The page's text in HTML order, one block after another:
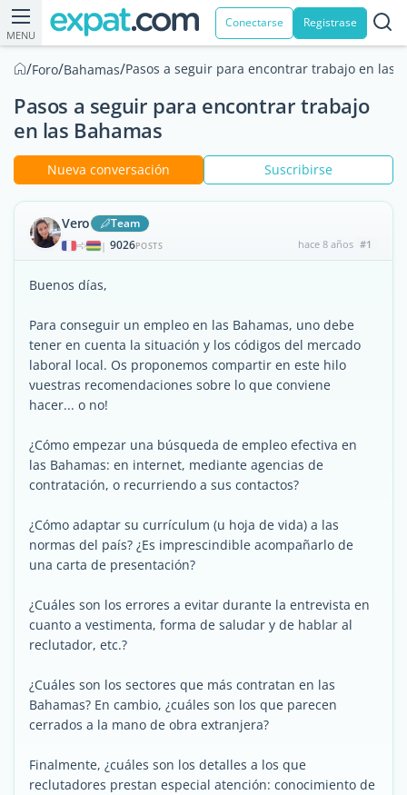
MENU
Conectarse Registrase
/Foro/Bahamas/Pasos a seguir para encontrar trabajo en las
Pasos a seguir para encontrar trabajo
en las Bahamas
Nueva conversación Suscribirse
Vero Team
| 9026POSTS hace 8 años #1
Buenos días,
Para conseguir un empleo en las Bahamas, uno debe
tener en cuenta la situación y los códigos del mercado
laboral local. Os proponemos compartir en este hilo
vuestras recomendaciones sobre lo que conviene
hacer... o no!
¿Cómo empezar una búsqueda de empleo efectiva en
las Bahamas: en internet, mediante agencias de
contratación, o recurriendo a sus contactos?
¿Cómo adaptar su currículum (u hoja de vida) a las
normas del país? ¿Es imprescindible acompañarlo de
una carta de presentación?
¿Cuáles son los errores a evitar durante la entrevista en
cuanto a vestimenta, forma de saludar y de hablar al
reclutador, etc.?
¿Cuáles son los sectores que más contratan en las
Bahamas? En cambio, ¿cuáles son los que parecen
cerrados a la mano de obra extranjera?
Finalmente, ¿cuáles son los detalles a los que
reclutadores prestan especial atención: conocimiento de